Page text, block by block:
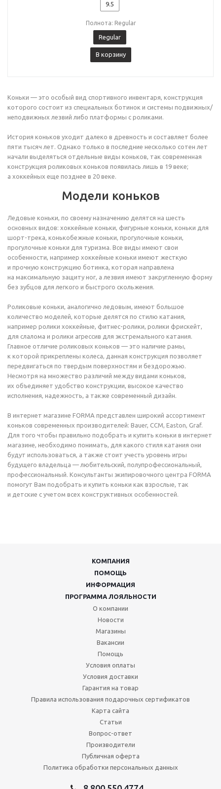
9.5
Полнота: Regular
Regular
В корзину
Коньки — это особый вид спортивного инвентаря, конструкция
которого состоит из специальных ботинок и системы подвижных/
неподвижных лезвий либо платформы с роликами.
История коньков уходит далеко в древность и составляет более
пяти тысяч лет. Однако только в последние несколько сотен лет
начали выделяться отдельные виды коньков, так современная
конструкция роликовых коньков появилась лишь в 19 веке;
а хоккейных еще позднее в 20 веке.
Модели коньков
Ледовые коньки, по своему назначению делятся на шесть
основных видов: хоккейные коньки, фигурные коньки, коньки для
шорт-трека, конькобежные коньки, прогулочные коньки,
прогулочные коньки для туризма. Все виды имеют свои
особенности, например хоккейные коньки имеют жесткую
и прочную конструкцию ботинка, которая направлена
на максимальную защиту ног, а лезвия имеют закругленную форму
без зубцов для легкого и быстрого скольжения.
Роликовые коньки, аналогично ледовым, имеют большое
количество моделей, которые делятся по стилю катания,
например ролики хоккейные, фитнес-ролики, ролики фрискейт,
для слалома и ролики агрессив для экстремального катания.
Главное отличие роликовых коньков — это наличие рамы,
к которой прикреплены колеса, данная конструкция позволяет
передвигаться по твердым поверхностям и бездорожью.
Несмотря на множество различий между видами коньков,
их объединяет удобство конструкции, высокое качество
исполнения, надежность, а также современный дизайн.
В интернет магазине FORMA представлен широкий ассортимент
коньков современных производителей: Bauer, CCM, Easton, Graf.
Для того чтобы правильно подобрать и купить коньки в интернет
магазине, необходимо понимать, для какого стиля катания они
будут использоваться, а также стоит учесть уровень игры
будущего владельца — любительский, полупрофессиональный,
профессиональный. Консультанты экипировочного центра FORMA
помогут Вам подобрать и купить коньки как взрослые, так
и детские с учетом всех конструктивных особенностей.
КОМПАНИЯ
ПОМОЩЬ
ИНФОРМАЦИЯ
ПРОГРАММА ЛОЯЛЬНОСТИ
О компании
Новости
Магазины
Вакансии
Помощь
Условия оплаты
Условия доставки
Гарантия на товар
Правила использования подарочных сертификатов
Карта сайта
Статьи
Вопрос-ответ
Производители
Публичная оферта
Политика обработки персональных данных